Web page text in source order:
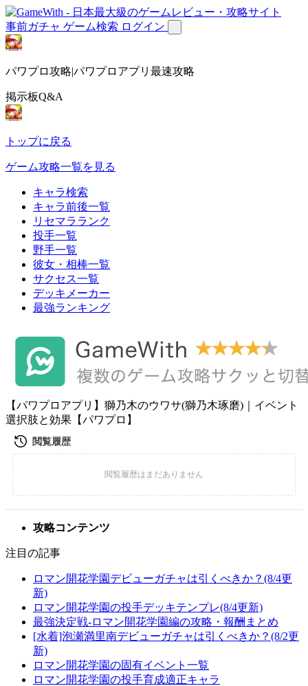
事前ガチャ ゲーム検索 ログイン
パワプロ攻略|パワプロアプリ最速攻略
掲示板Q&A
トップに戻る
ゲーム攻略一覧を見る
キャラ検索
キャラ前後一覧
リセマラランク
投手一覧
野手一覧
彼女・相棒一覧
サクセス一覧
デッキメーカー
最強ランキング
【パワプロアプリ】獅乃木のウワサ(獅乃木琢磨)｜イベント
選択肢と効果【パワプロ】
攻略コンテンツ
注目の記事
ロマン開花学園デビューガチャは引くべきか？(8/4更
新)
ロマン開花学園の投手デッキテンプレ(8/4更新)
最強決定戦-ロマン開花学園編の攻略・報酬まとめ
[水着]泡瀬満里南デビューガチャは引くべきか？(8/2更
新)
ロマン開花学園の固有イベント一覧
ロマン開花学園の投手育成適正キャラ